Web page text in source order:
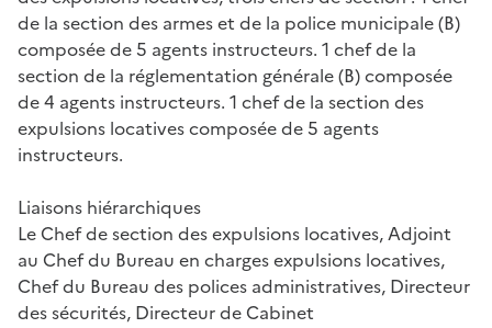
de la section des armes et de la police municipale (B)
composée de 5 agents instructeurs. 1 chef de la
section de la réglementation générale (B) composée
de 4 agents instructeurs. 1 chef de la section des
expulsions locatives composée de 5 agents
instructeurs.
Liaisons hiérarchiques
Le Chef de section des expulsions locatives, Adjoint
au Chef du Bureau en charges expulsions locatives,
Chef du Bureau des polices administratives, Directeur
des sécurités, Directeur de Cabinet